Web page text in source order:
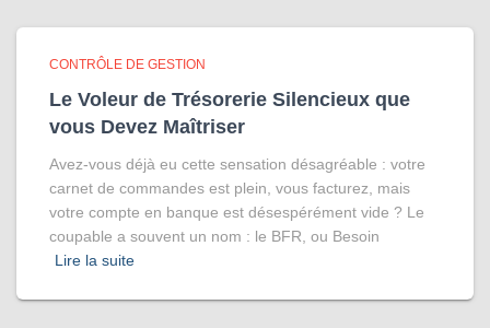
CONTRÔLE DE GESTION
Le Voleur de Trésorerie Silencieux que
vous Devez Maîtriser
Avez-vous déjà eu cette sensation désagréable : votre
carnet de commandes est plein, vous facturez, mais
votre compte en banque est désespérément vide ? Le
coupable a souvent un nom : le BFR, ou Besoin
Lire la suite